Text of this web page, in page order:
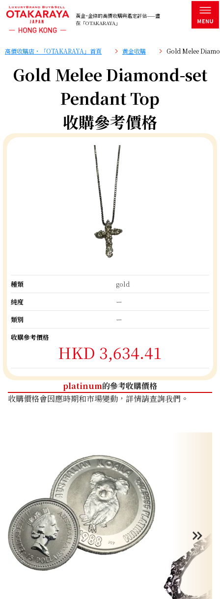
黃金･金條的高價收購與鑑定評估——盡
在「OTAKARAYA」
高價收購店・「OTAKARAYA」首頁 黄金收購 Gold Melee
Gold Melee Diamond-set
Pendant Top
收購參考價格
種類
gold
純度
ー
類別
ー
收購參考價格
HKD 3,634.41
platinum的參考收購價格
收購價格會因應時期和市場變動，詳情請查詢我們。